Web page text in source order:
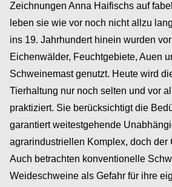
Zeichnungen Anna Haifischs auf
leben sie wie vor noch nicht allzu
ins 19. Jahrhundert hinein wurden
Eichenwälder, Feuchtgebiete, Auen
Schweinemast genutzt. Heute wird
Tierhaltung nur noch selten und vor
praktiziert. Sie berücksichtigt die
garantiert weitestgehende
agrarindustriellen Komplex, doch der
Auch betrachten konventionelle
Weideschweine als Gefahr für ihre